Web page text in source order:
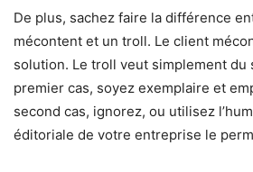
De plus, sachez faire la différence
mécontent et un troll. Le client
solution. Le troll veut simplement du
premier cas, soyez exemplaire et
second cas, ignorez, ou utilisez
éditoriale de votre entreprise le